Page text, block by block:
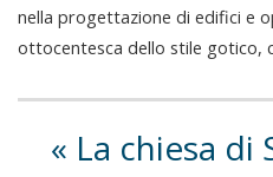
nella progettazione di edifici e
ottocentesca dello stile gotico,
La chiesa di